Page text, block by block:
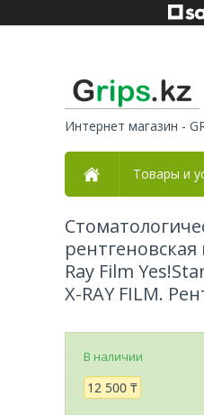
Интернет магазин -
Товары и
Ray Film
X-RAY FILM.
В наличии
12 500 ₸